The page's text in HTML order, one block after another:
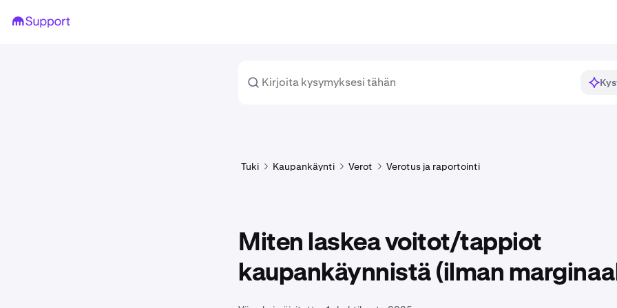
Tuki Kaupankäynti Verot Verotus ja raportointi
Miten laskea voitot/tappiot
kaupankäynnistä (ilman